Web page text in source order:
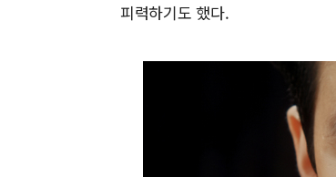
피력하기도 했다.